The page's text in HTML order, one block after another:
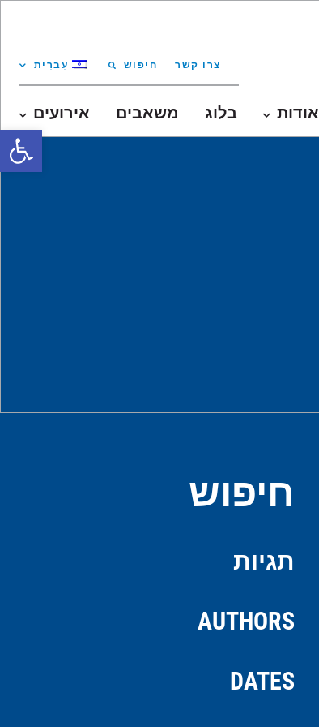
צרו קשר חיפוש עִברִית
אודות בלוג משאבים אירועים
חיפוש
תגיות
AUTHORS
DATES